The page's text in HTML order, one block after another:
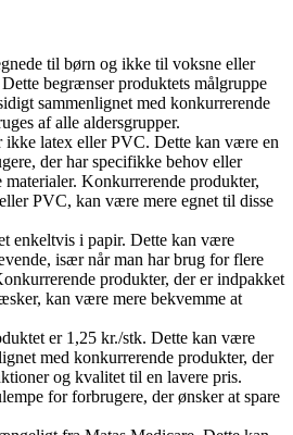
til børn og ikke til voksne eller
begrænser produktets målgruppe
sammenlignet med konkurrerende
af alle aldersgrupper.
ikke latex eller PVC. Dette kan være en
der har specifikke behov eller
Konkurrerende produkter,
PVC, kan være mere egnet til disse
enkeltvis i papir. Dette kan være
især når man har brug for flere
produkter, der er indpakket
kan være mere bekvemme at
er 1,25 kr./stk. Dette kan være
med konkurrerende produkter, der
og kvalitet til en lavere pris.
for forbrugere, der ønsker at spare